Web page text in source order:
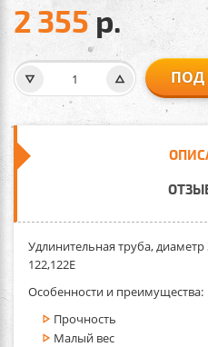
2 355р.
ПОД
Удлинительная труба, диаметр
122,122Е
Особенности и преимущества:
Прочность
Малый вес